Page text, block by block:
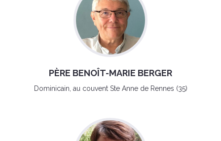
PÈRE BENOÎT-MARIE BERGER
Dominicain, au couvent Ste Anne de Rennes (35)